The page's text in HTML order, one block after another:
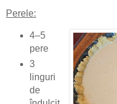
Perele:
4–5
pere
3
linguri
de